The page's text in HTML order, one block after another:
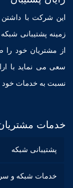
این شرکت با داشتن
زمینه پشتیبانی
از مشتریان خود را
سعی می نماید با
نسبت به خدمات خود
خدمات
پشتیبانی شبکه
خدمات شبکه و